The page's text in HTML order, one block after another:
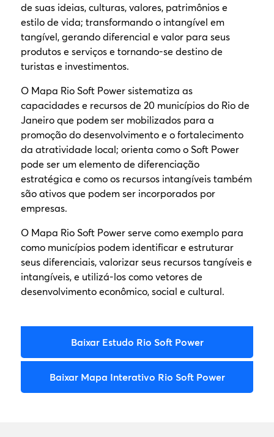
de suas ideias, culturas, valores, patrimônios e
estilo de vida; transformando o intangível em
tangível, gerando diferencial e valor para seus
produtos e serviços e tornando-se destino de
turistas e investimentos.
O Mapa Rio Soft Power sistematiza as
capacidades e recursos de 20 municípios do Rio de
Janeiro que podem ser mobilizados para a
promoção do desenvolvimento e o fortalecimento
da atratividade local; orienta como o Soft Power
pode ser um elemento de diferenciação
estratégica e como os recursos intangíveis também
são ativos que podem ser incorporados por
empresas.
O Mapa Rio Soft Power serve como exemplo para
como municípios podem identificar e estruturar
seus diferenciais, valorizar seus recursos tangíveis e
intangíveis, e utilizá-los como vetores de
desenvolvimento econômico, social e cultural.
Baixar Estudo Rio Soft Power
Baixar Mapa Interativo Rio Soft Power